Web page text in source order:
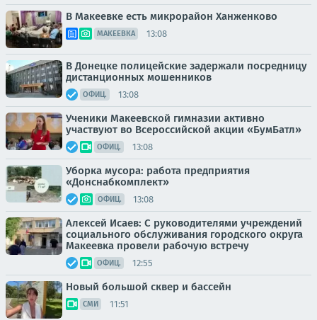
В Макеевке есть микрорайон Ханженково
МАКЕЕВКА 13:08
В Донецке полицейские задержали посредницу
дистанционных мошенников
ОФИЦ. 13:08
Ученики Макеевской гимназии активно
участвуют во Всероссийской акции «БумБатл»
ОФИЦ. 13:08
Уборка мусора: работа предприятия
«Донснабкомплект»
ОФИЦ. 13:08
Алексей Исаев: С руководителями учреждений
социального обслуживания городского округа
Макеевка провели рабочую встречу
ОФИЦ. 12:55
Новый большой сквер и бассейн
СМИ 11:51